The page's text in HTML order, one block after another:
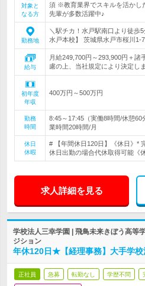
対象と
なる方
須 ※教育業界でスキルを活かし
先輩が多数活躍中♪
勤務地
＼駅チカ！水戸駅南口より徒歩
水戸本校】 茨城県水戸市桜川1-
給与
月給249,700円～293,900円＋
慮の上、当社規定により決定し
初年度
年収
400万円～500万円
勤務
時間
8:45～17:45（実働8時間/休憩
業時間20時間/月
休日
休暇
# 【年間休日120日】《休日》*
休日出勤の場合代休取得可能《
求人詳細を見る
学校法人三幸学園 | 飛鳥未来きぼう高等
ジション
年休120日★【経理事務】大手学
正社員 急募 転勤なし 学歴不問